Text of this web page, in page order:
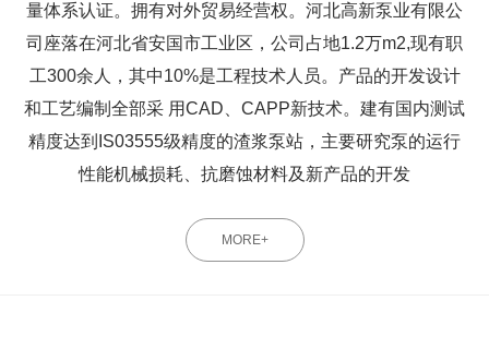
量体系认证。拥有对外贸易经营权。河北高新泵业有限公
司座落在河北省安国市工业区，公司占地1.2万m2,现有职
工300余人，其中10%是工程技术人员。产品的开发设计
和工艺编制全部采 用CAD、CAPP新技术。建有国内测试
精度达到IS03555级精度的渣浆泵站，主要研究泵的运行
性能机械损耗、抗磨蚀材料及新产品的开发
MORE+